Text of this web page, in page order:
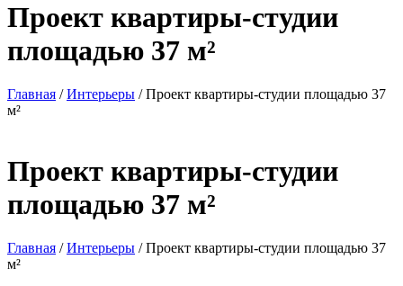
Проект квартиры-студии
площадью 37 м²
Главная /Интерьеры /Проект квартиры-студии площадью 37
м²
Проект квартиры-студии
площадью 37 м²
Главная /Интерьеры /Проект квартиры-студии площадью 37
м²